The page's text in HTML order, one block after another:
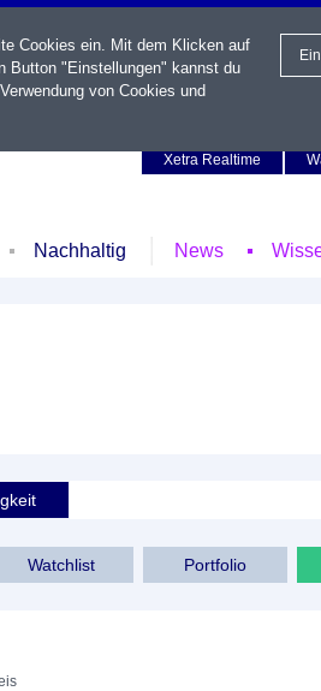
Xetra Realtime
Nachhaltig News
Watchlist Portfolio
Cookies ein. Mit dem Klicken auf
Button "Einstellungen" kannst du
von Cookies und